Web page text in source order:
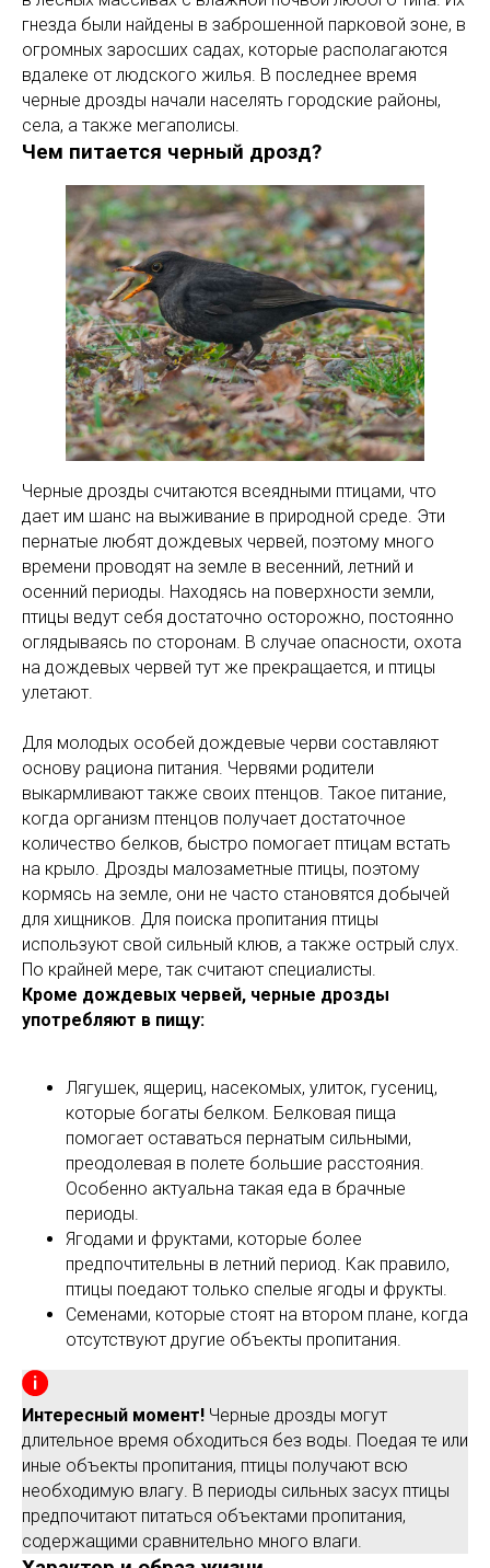
гнезда были найдены в заброшенной парковой зоне, в
огромных заросших садах, которые располагаются
вдалеке от людского жилья. В последнее время
черные дрозды начали населять городские районы,
села, а также мегаполисы.
Чем питается черный дрозд?
Черные дрозды считаются всеядными птицами, что
дает им шанс на выживание в природной среде. Эти
пернатые любят дождевых червей, поэтому много
времени проводят на земле в весенний, летний и
осенний периоды. Находясь на поверхности земли,
птицы ведут себя достаточно осторожно, постоянно
оглядываясь по сторонам. В случае опасности, охота
на дождевых червей тут же прекращается, и птицы
улетают.
Для молодых особей дождевые черви составляют
основу рациона питания. Червями родители
выкармливают также своих птенцов. Такое питание,
когда организм птенцов получает достаточное
количество белков, быстро помогает птицам встать
на крыло. Дрозды малозаметные птицы, поэтому
кормясь на земле, они не часто становятся добычей
для хищников. Для поиска пропитания птицы
используют свой сильный клюв, а также острый слух.
По крайней мере, так считают специалисты.
Кроме дождевых червей, черные дрозды
употребляют в пищу:
Лягушек, ящериц, насекомых, улиток, гусениц,
которые богаты белком. Белковая пища
помогает оставаться пернатым сильными,
преодолевая в полете большие расстояния.
Особенно актуальна такая еда в брачные
периоды.
Ягодами и фруктами, которые более
предпочтительны в летний период. Как правило,
птицы поедают только спелые ягоды и фрукты.
Семенами, которые стоят на втором плане, когда
отсутствуют другие объекты пропитания.
Интересный момент! Черные дрозды могут
длительное время обходиться без воды. Поедая те или
иные объекты пропитания, птицы получают всю
необходимую влагу. В периоды сильных засух птицы
предпочитают питаться объектами пропитания,
содержащими сравнительно много влаги.